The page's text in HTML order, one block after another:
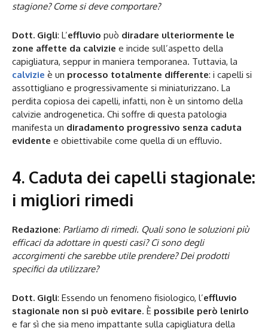
stagione? Come si deve comportare?
Dott. Gigli: L’effluvio può diradare ulteriormente le
zone affette da calvizie e incide sull’aspetto della
capigliatura, seppur in maniera temporanea. Tuttavia, la
calvizie è un processo totalmente differente: i capelli si
assottigliano e progressivamente si miniaturizzano. La
perdita copiosa dei capelli, infatti, non è un sintomo della
calvizie androgenetica. Chi soffre di questa patologia
manifesta un diradamento progressivo senza caduta
evidente e obiettivabile come quella di un effluvio.
4. Caduta dei capelli stagionale:
i migliori rimedi
Redazione: Parliamo di rimedi. Quali sono le soluzioni più
efficaci da adottare in questi casi? Ci sono degli
accorgimenti che sarebbe utile prendere? Dei prodotti
specifici da utilizzare?
Dott. Gigli: Essendo un fenomeno fisiologico, l’effluvio
stagionale non si può evitare. È possibile però lenirlo
e far sì che sia meno impattante sulla capigliatura della